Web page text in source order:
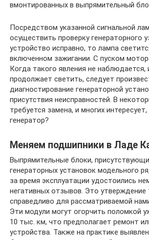
вмонтированных в выпрямительный
Посредством указанной сигнальной
осуществить проверку генераторного
устройство исправно, то лампа
включенном зажигании. С пуском
Когда такого явления не наблюдается,
продолжает светить, следует
диагностирование генераторной
присутствия неисправностей. В
требуется замена, и многих
генератор?
Меняем подшипники в Ладе
Выпрямительные блоки,
генераторных установок модельного
за время эксплуатации удостоились
негативных отзывов. Это утверждение
справедливо для рассматриваемой
Эти модули могут огорчить поломкой
10 тыс. км, что предполагает ремонт
устройства. Также на практике